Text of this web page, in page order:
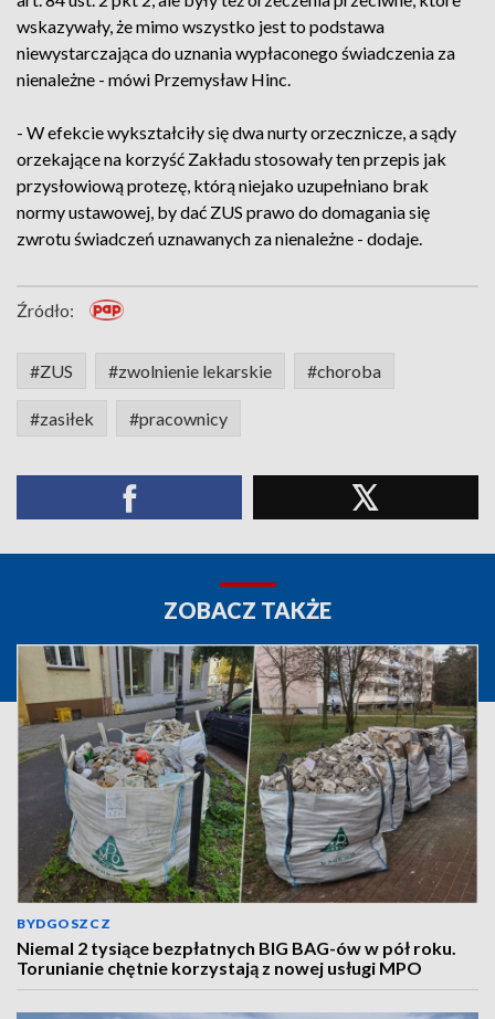
wskazywały, że mimo wszystko jest to podstawa
niewystarczająca do uznania wypłaconego świadczenia za
nienależne - mówi Przemysław Hinc.
- W efekcie wykształciły się dwa nurty orzecznicze, a sądy
orzekające na korzyść Zakładu stosowały ten przepis jak
przysłowiową protezę, którą niejako uzupełniano brak
normy ustawowej, by dać ZUS prawo do domagania się
zwrotu świadczeń uznawanych za nienależne - dodaje.
Źródło:
#ZUS #zwolnienie lekarskie #choroba
#zasiłek #pracownicy
ZOBACZ TAKŻE
BYDGOSZCZ
Niemal 2 tysiące bezpłatnych BIG BAG-ów w pół roku.
Torunianie chętnie korzystają z nowej usługi MPO